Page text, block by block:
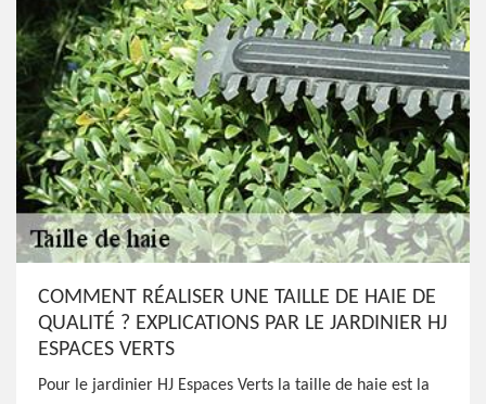
COMMENT RÉALISER UNE TAILLE DE HAIE DE
QUALITÉ ? EXPLICATIONS PAR LE JARDINIER HJ
ESPACES VERTS
Pour le jardinier HJ Espaces Verts la taille de haie est la